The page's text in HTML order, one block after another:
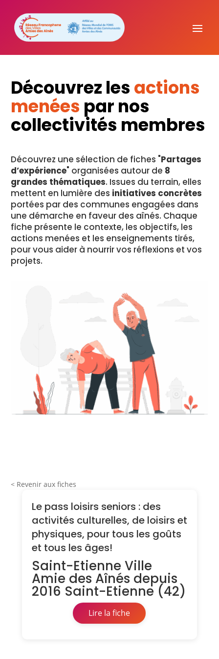
Découvrez les actions
menées par nos
collectivités membres
Découvrez une sélection de fiches "Partages
d’expérience" organisées autour de 8
grandes thématiques. Issues du terrain, elles
mettent en lumière des initiatives concrètes
portées par des communes engagées dans
une démarche en faveur des aînés. Chaque
fiche présente le contexte, les objectifs, les
actions menées et les enseignements tirés,
pour vous aider à nourrir vos réflexions et vos
projets.
< Revenir aux fiches
Le pass loisirs seniors : des
activités culturelles, de loisirs et
physiques, pour tous les goûts
et tous les âges!
Saint-Etienne Ville
Amie des Aînés depuis
2016 Saint-Etienne (42)
Lire la fiche